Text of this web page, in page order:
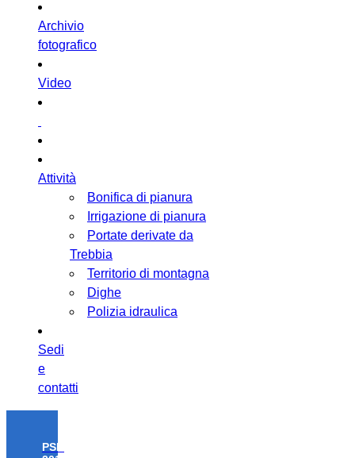
Archivio
fotografico
Video
Attività
Bonifica di pianura
Irrigazione di pianura
Portate derivate da
Trebbia
Territorio di montagna
Dighe
Polizia idraulica
Sedi
e
contatti
PSR